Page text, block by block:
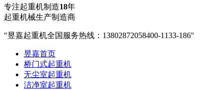
专注起重机制造18年
起重机械生产制造商
昱嘉起重机全国服务热线：13802872058400-1133-186
昱嘉首页
桥门式起重机
无尘室起重机
洁净室起重机